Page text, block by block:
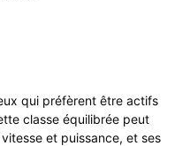
qui préfèrent être actifs
classe équilibrée peut
et puissance, et ses